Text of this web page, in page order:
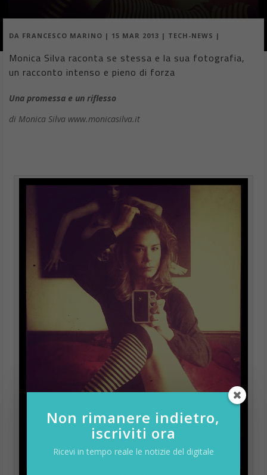
DA FRANCESCO MARINO | 15 MAR 2013 | TECH-NEWS |
Monica Silva raconta se stessa e la sua fotografia,
un racconto intenso e pieno di forza
Una promessa e un riflesso
di Monica Silva www.monicasilva.it
Non rimanere indietro,
iscriviti ora
Ricevi in tempo reale le notizie del digitale